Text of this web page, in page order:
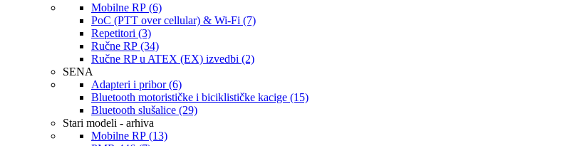
Mobilne RP (6)
PoC (PTT over cellular) & Wi-Fi (7)
Repetitori (3)
Ručne RP (34)
Ručne RP u ATEX (EX) izvedbi (2)
SENA
Adapteri i pribor (6)
Bluetooth motorističke i biciklističke kacige (15)
Bluetooth slušalice (29)
Stari modeli - arhiva
Mobilne RP (13)